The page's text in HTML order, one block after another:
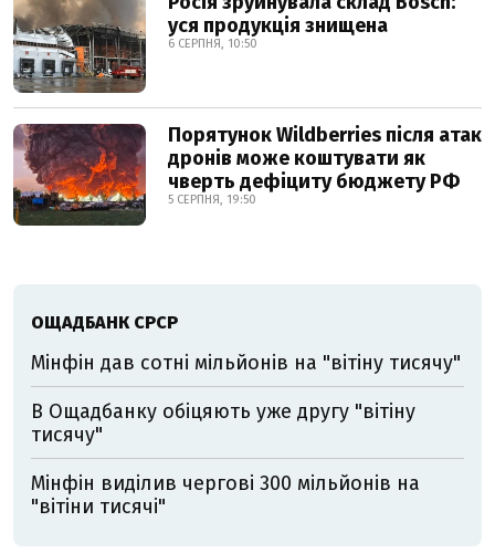
уся продукція знищена
6 СЕРПНЯ, 10:50
Порятунок Wildberries після атак
дронів може коштувати як
чверть дефіциту бюджету РФ
5 СЕРПНЯ, 19:50
ОЩАДБАНК СРСР
Мінфін дав сотні мільйонів на "вітіну тисячу"
В Ощадбанку обіцяють уже другу "вітіну
тисячу"
Мінфін виділив чергові 300 мільйонів на
"вітіни тисячі"